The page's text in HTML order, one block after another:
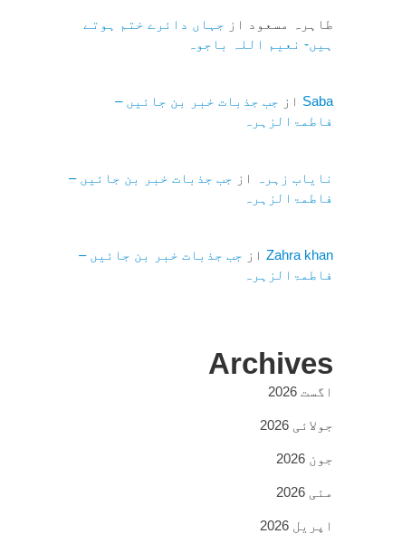
طاہرہ مسعود از جہاں دائرے ختم ہوتے
ہیں- نعیم اللہ باجوہ
Saba از جب جذبات خبر بن جائیں –
فاطمۃالزہرہ
نایاب زہرہ از جب جذبات خبر بن جائیں –
فاطمۃالزہرہ
Zahra khanاز جب جذبات خبر بن جائیں –
فاطمۃالزہرہ
Archives
اگست 2026
جولائی 2026
جون 2026
مئی 2026
اپریل 2026